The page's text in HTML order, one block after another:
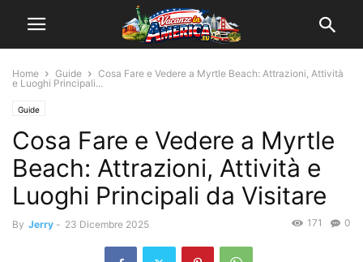
Home Guide
Cosa Fare e Vedere a Myrtle Beach: Attrazioni, Attività
e Luoghi Principali...
Guide
Cosa Fare e Vedere a Myrtle
Beach: Attrazioni, Attività e
Luoghi Principali da Visitare
By Jerry - 23 Dicembre 2025 0
171